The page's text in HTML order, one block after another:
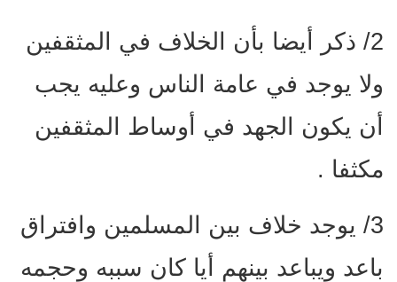
2/ ذكر أيضا بأن الخلاف في المثقفين
ولا يوجد في عامة الناس وعليه يجب
أن يكون الجهد في أوساط المثقفين
مكثفا .
3/ يوجد خلاف بين المسلمين وافتراق
باعد ويباعد بينهم أيا كان سببه وحجمه